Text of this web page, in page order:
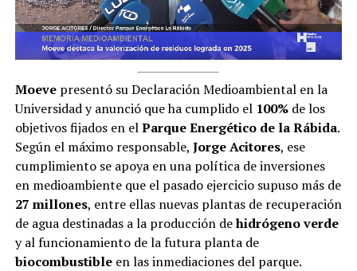
Moevepresentó su Declaración Medioambiental en la
Universidad y anunció que ha cumplido el 100%de los
objetivos fijados en elParque Energético de la Rábida.
Según el máximo responsable, Jorge Acitores, ese
cumplimiento se apoya en una política de inversiones
en medioambiente que el pasado ejercicio supuso más de
27 millones, entre ellas nuevas plantas de recuperación
de agua destinadas a la producción dehidrógeno verde
y al funcionamiento de la futura planta de
biocombustibleen las inmediaciones del parque.